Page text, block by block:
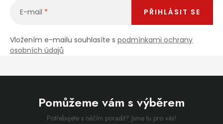
E-mail
Vložením e-mailu souhlasíte s podmínkami ochrany
osobních údajů
PŘIHLÁSIT SE
Pomůžeme vám s výběrem
Potřebujete s něčím poradit? Jsme tu pro vás!